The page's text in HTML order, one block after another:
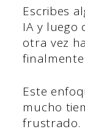
Escribes
IA y luego
otra vez
Este
mucho
frustrado.